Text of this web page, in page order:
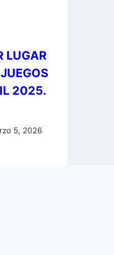
LUGAR
2025.
5, 2026